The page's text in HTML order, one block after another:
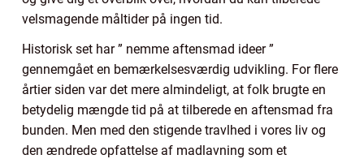
velsmagende måltider på ingen tid.
Historisk set har ” nemme aftensmad ideer ”
gennemgået en bemærkelsesværdig udvikling. For flere
årtier siden var det mere almindeligt, at folk brugte en
betydelig mængde tid på at tilberede en aftensmad fra
bunden. Men med den stigende travlhed i vores liv og
den ændrede opfattelse af madlavning som et